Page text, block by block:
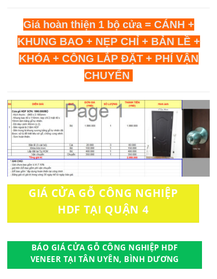
Giá hoàn thiện 1 bộ cửa = CÁNH +
KHUNG BAO + NẸP CHỈ + BẢN LỀ +
KHÓA + CÔNG LẮP ĐẶT + PHÍ VẬN
CHUYỂN
GIÁ CỬA GỖ CÔNG NGHIỆP
HDF TẠI QUẬN 4
BÁO GIÁ CỬA GỖ CÔNG NGHIỆP HDF
VENEER TẠI TÂN UYÊN, BÌNH DƯƠNG